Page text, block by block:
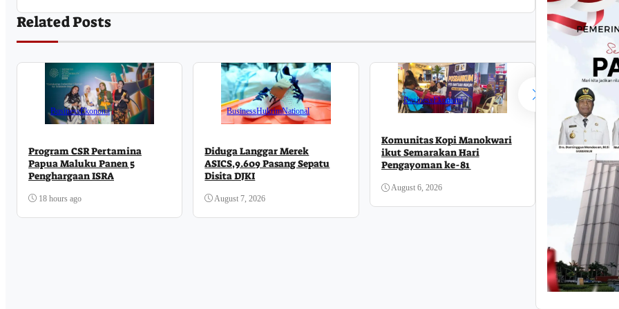
Related Posts
BusinessEkonomi
Program CSR Pertamina
Papua Maluku Panen 5
Penghargaan ISRA
18 hours ago
BusinessHukrimNational
Diduga Langgar Merek
ASICS,9.609 Pasang Sepatu
Disita DJKI
August 7, 2026
BusinessEkonomi
Komunitas Kopi Manokwari
ikut Semarakan Hari
Pengayoman ke-81
August 6, 2026
Business
Sosial
Festival
Identitas
August 6, 2026